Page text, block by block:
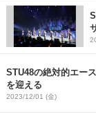
STU48の絶対的エー
を迎える
2023/12/01 (金)